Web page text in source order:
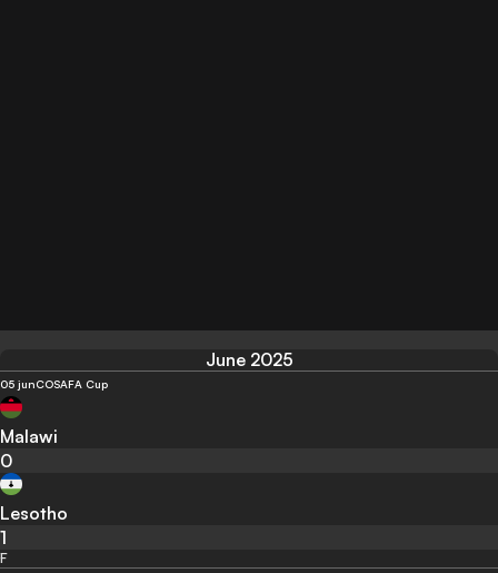
June 2025
05 junCOSAFA Cup
Malawi
0
Lesotho
1
F